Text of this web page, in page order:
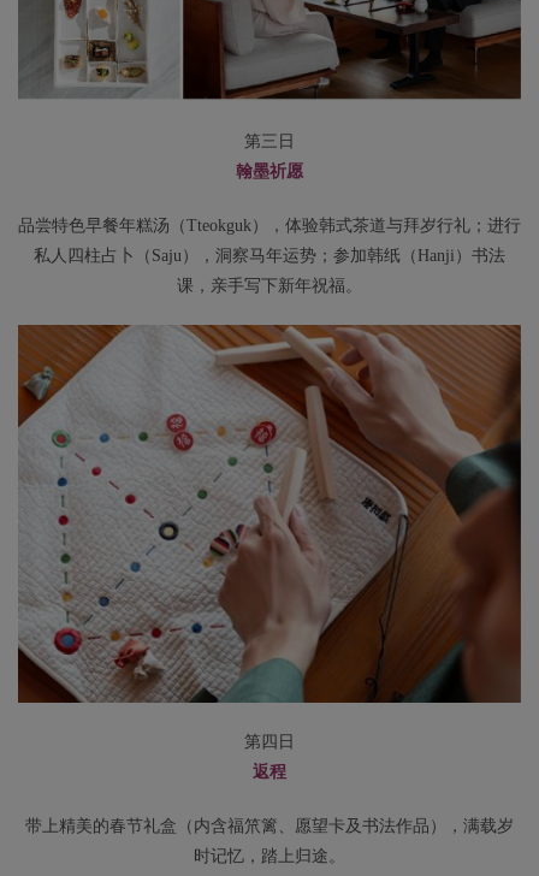
第三日
翰墨祈愿
品尝特色早餐年糕汤（Tteokguk），体验韩式茶道与拜岁行礼；进行
私人四柱占卜（Saju），洞察马年运势；参加韩纸（Hanji）书法
课，亲手写下新年祝福。
第四日
返程
带上精美的春节礼盒（内含福笊篱、愿望卡及书法作品），满载岁
时记忆，踏上归途。